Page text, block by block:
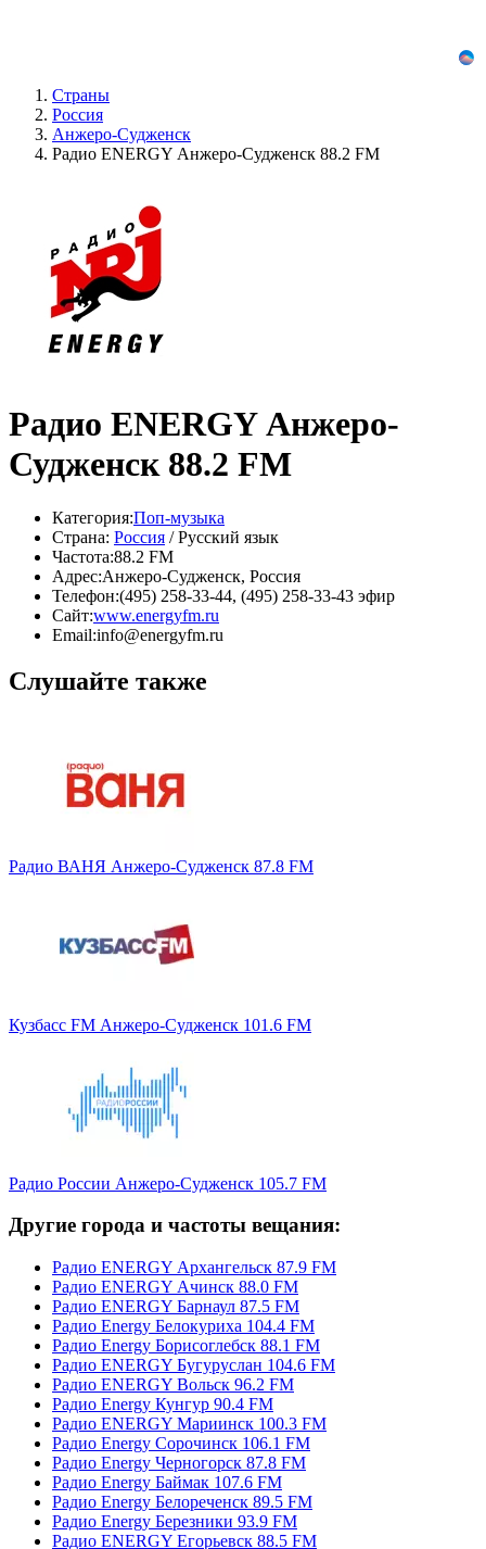
Страны
Россия
Анжеро-Судженск
Радио ENERGY Анжеро-Судженск 88.2 FM
Радио ENERGY Анжеро-
Судженск 88.2 FM
Категория:Поп-музыка
Страна: Россия / Русский язык
Частота:88.2 FM
Адрес:Анжеро-Судженск, Россия
Телефон:(495) 258-33-44, (495) 258-33-43 эфир
Сайт:www.energyfm.ru
Email:info@energyfm.ru
Слушайте также
Радио ВАНЯ Анжеро-Судженск 87.8 FM
Кузбасс FM Анжеро-Судженск 101.6 FM
Радио России Анжеро-Судженск 105.7 FM
Другие города и частоты вещания:
Радио ENERGY Архангельск 87.9 FM
Радио ENERGY Ачинск 88.0 FM
Радио ENERGY Барнаул 87.5 FM
Радио Energy Белокуриха 104.4 FM
Радио Energy Борисоглебск 88.1 FM
Радио ENERGY Бугуруслан 104.6 FM
Радио ENERGY Вольск 96.2 FM
Радио Energy Кунгур 90.4 FM
Радио ENERGY Мариинск 100.3 FM
Радио Energy Сорочинск 106.1 FM
Радио Energy Черногорск 87.8 FM
Радио Energy Баймак 107.6 FM
Радио Energy Белореченск 89.5 FM
Радио Energy Березники 93.9 FM
Радио ENERGY Егорьевск 88.5 FM